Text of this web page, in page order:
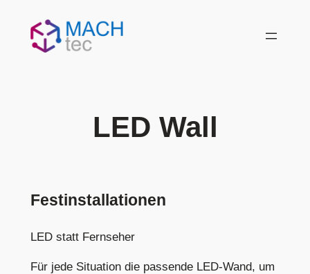
content
LED Wall
Festinstallationen
LED statt Fernseher
Für jede Situation die passende LED-Wand, um